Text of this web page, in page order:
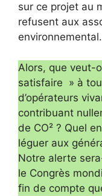
sur ce projet au
refusent aux
environnemental.
Alors, que veut-
satisfaire » à
d’opérateurs
contribuant
de CO² ? Quel
léguer aux
Notre alerte
le Congrès
fin de compte